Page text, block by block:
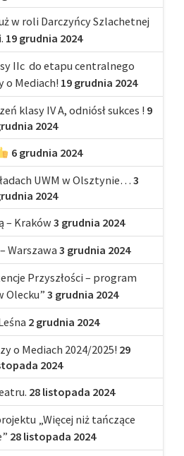
w roli Darczyńcy Szlachetnej
19 grudnia 2024
IIc do etapu centralnego
o Mediach! 19 grudnia 2024
klasy IV A, odniósł sukces ! 9
2024
6 grudnia 2024
UWM w Olsztynie… 3
2024
– Kraków 3 grudnia 2024
Warszawa 3 grudnia 2024
Przyszłości – program
Olecku”3 grudnia 2024
2 grudnia 2024
o Mediach 2024/2025! 29
2024
28 listopada 2024
„Więcej niż tańczące
28 listopada 2024